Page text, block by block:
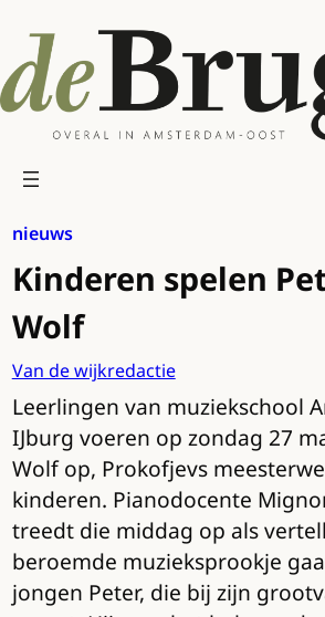
naar
de
inhoud
nieuws
Kinderen spelen
Wolf
Van de wijkredactie
Leerlingen van muziekschool
IJburg voeren op zondag 27
Wolf op, Prokofjevs
kinderen. Pianodocente
treedt die middag op als
beroemde muzieksprookje
jongen Peter, die bij zijn